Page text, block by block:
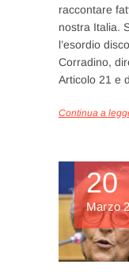
raccontare
nostra Italia.
l’esordio
Corradino,
Articolo 21 e
Continua a
20
Marzo